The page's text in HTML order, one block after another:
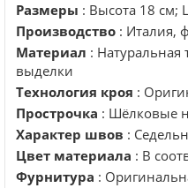
Размеры : Высота 18
Производство : Италия,
Материал : Натуральная
выделки
Технология кроя :
Прострочка : Шёлковые
Характер швов :
Цвет материала : В
Фурнитура :